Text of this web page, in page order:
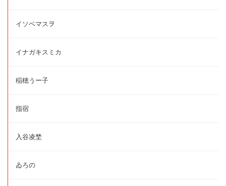
イソベマスヲ
イナガキスミカ
稲穂うー子
指宿
入谷凌埜
ゐろの